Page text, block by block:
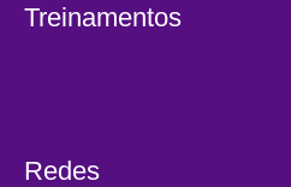
Treinamentos
Redes